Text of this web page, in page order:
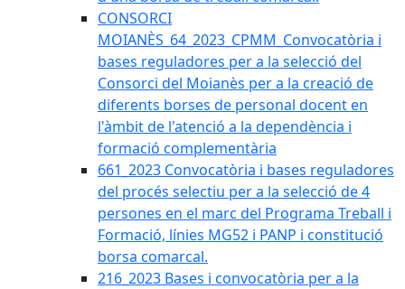
CONSORCI
MOIANÈS_64_2023_CPMM_Convocatòria i
bases reguladores per a la selecció del
Consorci del Moianès per a la creació de
diferents borses de personal docent en
l'àmbit de l'atenció a la dependència i
formació complementària
661_2023 Convocatòria i bases reguladores
del procés selectiu per a la selecció de 4
persones en el marc del Programa Treball i
Formació, línies MG52 i PANP i constitució
borsa comarcal.
216_2023 Bases i convocatòria per a la